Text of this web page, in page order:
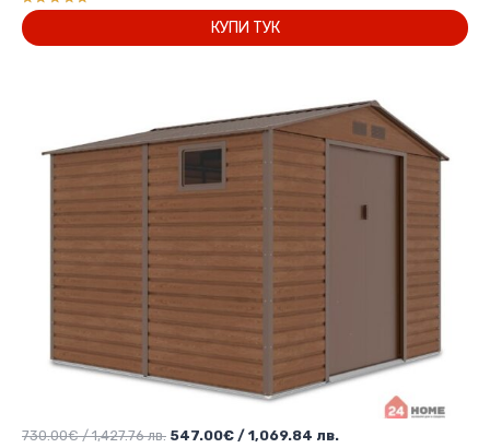
Оценено с
5.00
от 5
780.38 лв..
430.28 лв..
КУПИ ТУК
730.00€/ 1,427.76 лв. Original
547.00€ / 1,069.84 лв.